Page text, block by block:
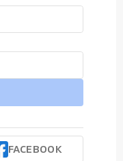
FACEBOOK